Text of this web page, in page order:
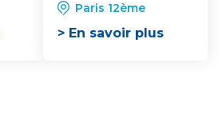
Paris 12ème
> En savoir plus